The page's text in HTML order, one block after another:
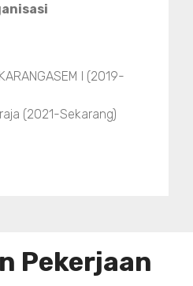
I (2019-
(2021-Sekarang)
Pekerjaan